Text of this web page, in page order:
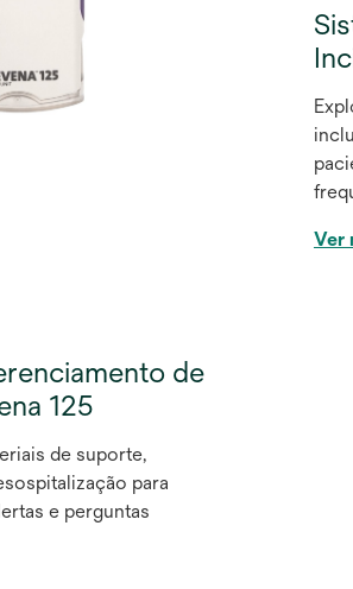
de
125
de suporte,
para
e perguntas
Ver